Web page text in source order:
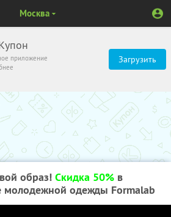
приложение
Загрузить
Москва
образ! Скидка 50% в
молодежной одежды Formalab